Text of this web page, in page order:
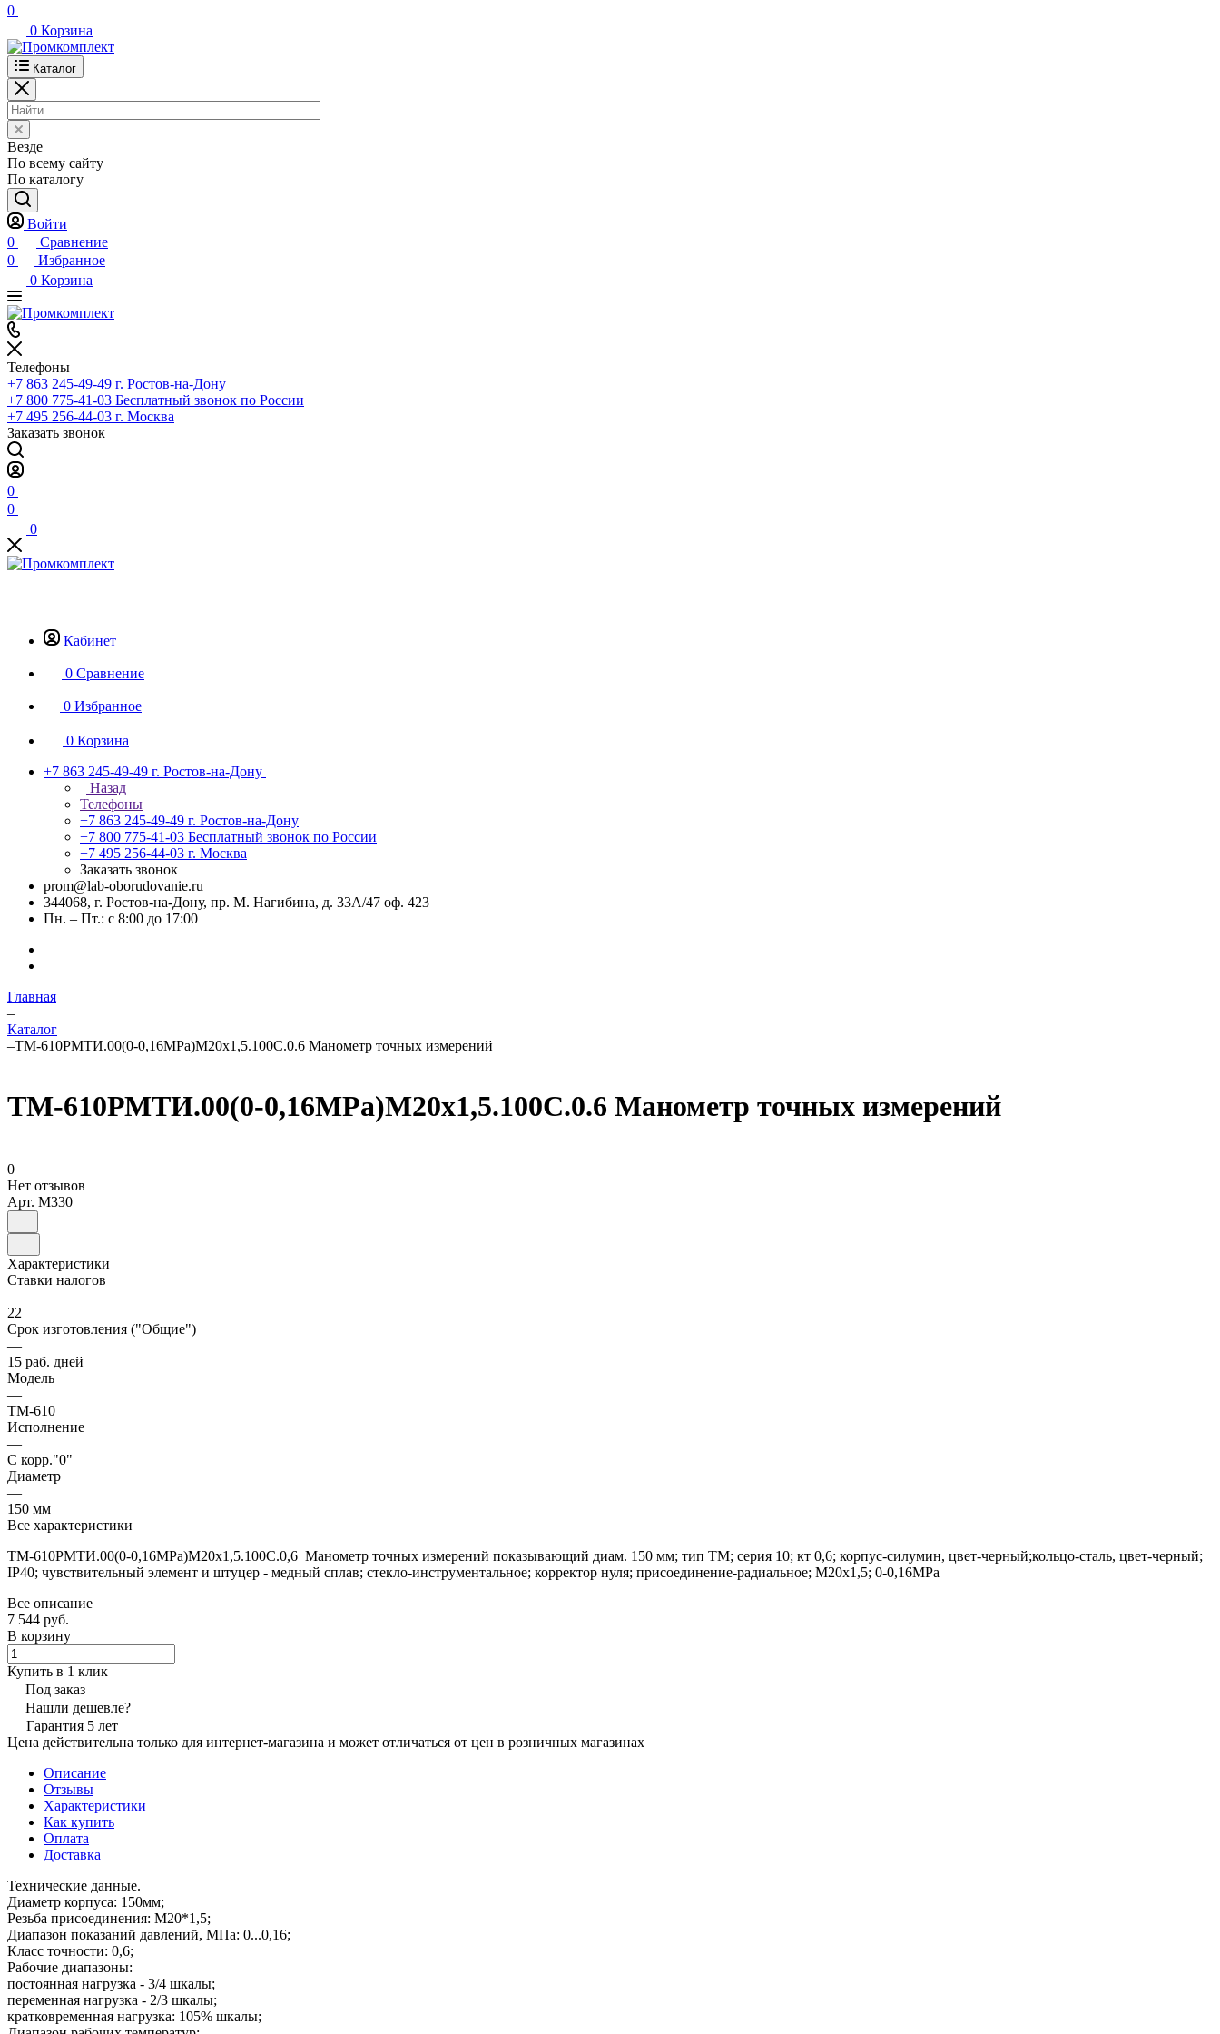
0
0 Корзина
Каталог
Везде
По всему сайту
По каталогу
Войти
0
Сравнение
0
Избранное
0 Корзина
Телефоны
+7 863 245-49-49 г. Ростов-на-Дону
+7 800 775-41-03 Бесплатный звонок по России
+7 495 256-44-03 г. Москва
Заказать звонок
0
0
0
Кабинет
0 Сравнение
0 Избранное
0 Корзина
+7 863 245-49-49 г. Ростов-на-Дону
Назад
Телефоны
+7 863 245-49-49 г. Ростов-на-Дону
+7 800 775-41-03 Бесплатный звонок по России
+7 495 256-44-03 г. Москва
Заказать звонок
prom@lab-oborudovanie.ru
344068, г. Ростов-на-Дону, пр. М. Нагибина, д. 33А/47 оф. 423
Пн. – Пт.: с 8:00 до 17:00
Главная
–
Каталог
–ТМ-610РМТИ.00(0-0,16MPa)М20х1,5.100C.0.6 Манометр точных измерений
ТМ-610РМТИ.00(0-0,16MPa)М20х1,5.100C.0.6 Манометр точных измерений
0
Нет отзывов
Арт. M330
Характеристики
Ставки налогов
—
22
Срок изготовления ("Общие")
—
15 раб. дней
Модель
—
ТМ-610
Исполнение
—
С корр."0"
Диаметр
—
150 мм
Все характеристики
ТМ-610РМТИ.00(0-0,16MPa)М20х1,5.100C.0,6 Манометр точных измерений показывающий диам. 150 мм; тип ТМ; серия 10; кт 0,6; корпус-силумин, цвет-черный;кольцо-сталь, цвет-черный;
IP40; чувствительный элемент и штуцер - медный сплав; стекло-инструментальное; корректор нуля; присоединение-радиальное; М20х1,5; 0-0,16MPa
Все описание
7 544 руб.
В корзину
Купить в 1 клик
Под заказ
Нашли дешевле?
Гарантия 5 лет
Цена действительна только для интернет-магазина и может отличаться от цен в розничных магазинах
Описание
Отзывы
Характеристики
Как купить
Оплата
Доставка
Технические данные.
Диаметр корпуса: 150мм;
Резьба присоединения: М20*1,5;
Диапазон показаний давлений, МПа: 0...0,16;
Класс точности: 0,6;
Рабочие диапазоны:
постоянная нагрузка - 3/4 шкалы;
переменная нагрузка - 2/3 шкалы;
кратковременная нагрузка: 105% шкалы;